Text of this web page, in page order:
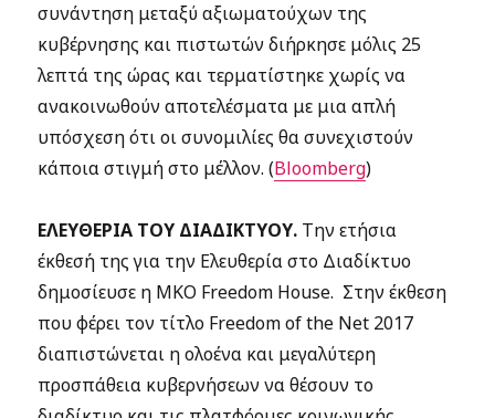
συνάντηση μεταξύ αξιωματούχων της
κυβέρνησης και πιστωτών διήρκησε μόλις 25
λεπτά της ώρας και τερματίστηκε χωρίς να
ανακοινωθούν αποτελέσματα με μια απλή
υπόσχεση ότι οι συνομιλίες θα συνεχιστούν
κάποια στιγμή στο μέλλον. (Bloomberg)
ΕΛΕΥΘΕΡΙΑ ΤΟΥ ΔΙΑΔΙΚΤΥΟΥ. Την ετήσια
έκθεσή της για την Ελευθερία στο Διαδίκτυο
δημοσίευσε η ΜΚΟ Freedom House. Στην έκθεση
που φέρει τον τίτλο Freedom of the Net 2017
διαπιστώνεται η ολοένα και μεγαλύτερη
προσπάθεια κυβερνήσεων να θέσουν το